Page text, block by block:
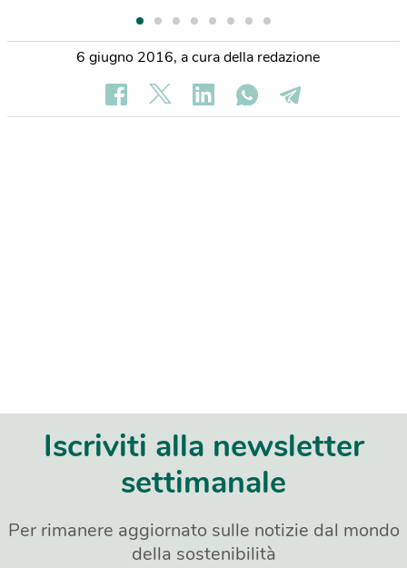
6 giugno 2016, a cura della redazione
Iscriviti alla newsletter
settimanale
Per rimanere aggiornato sulle notizie dal mondo
della sostenibilità